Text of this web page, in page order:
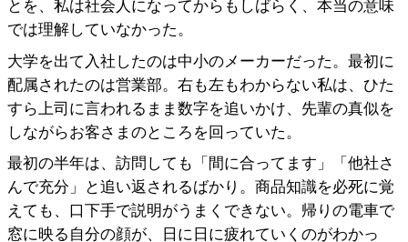
とを、私は社会人になってからもしばらく、本当の意味
では理解していなかった。
大学を出て入社したのは中小のメーカーだった。最初に
配属されたのは営業部。右も左もわからない私は、ひた
すら上司に言われるまま数字を追いかけ、先輩の真似を
しながらお客さまのところを回っていた。
最初の半年は、訪問しても「間に合ってます」「他社さ
んで充分」と追い返されるばかり。商品知識を必死に覚
えても、口下手で説明がうまくできない。帰りの電車で
窓に映る自分の顔が、日に日に疲れていくのがわかっ